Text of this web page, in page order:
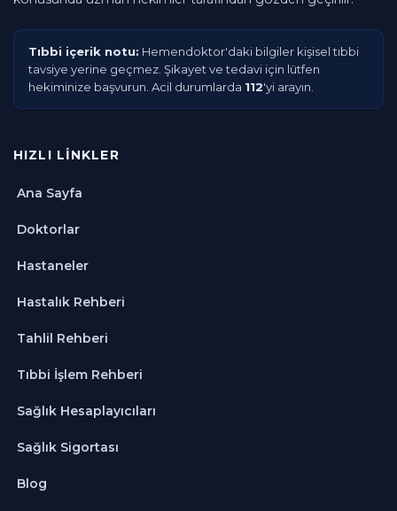
Tıbbi içerik notu: Hemendoktor'daki bilgiler kişisel tıbbi
tavsiye yerine geçmez. Şikayet ve tedavi için lütfen
hekiminize başvurun. Acil durumlarda 112'yi arayın.
HIZLI LINKLER
Ana Sayfa
Doktorlar
Hastaneler
Hastalık Rehberi
Tahlil Rehberi
Tıbbi İşlem Rehberi
Sağlık Hesaplayıcıları
Sağlık Sigortası
Blog